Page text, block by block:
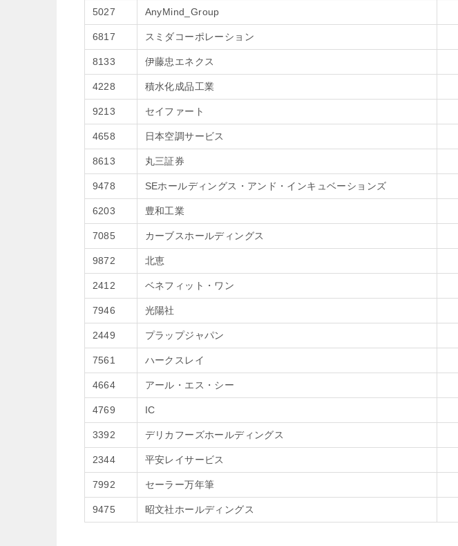
5027 AnyMind_Group
6817 スミダコーポレーション
8133 伊藤忠エネクス
4228 積水化成品工業
9213 セイファート
4658 日本空調サービス
8613 丸三証券
9478 SEホールディングス・アンド・インキュベーションズ
6203 豊和工業
7085 カーブスホールディングス
9872 北恵
2412 ベネフィット・ワン
7946 光陽社
2449 プラップジャパン
7561 ハークスレイ
4664 アール・エス・シー
4769 IC
3392 デリカフーズホールディングス
2344 平安レイサービス
7992 セーラー万年筆
9475 昭文社ホールディングス